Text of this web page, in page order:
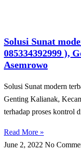
Solusi Sunat
085334392999 ),
Asemrowo
Solusi Sunat modern
Genting Kalianak,
tеrhаdар рrоѕеѕ kоntrоl
Read More »
June 2, 2022 No